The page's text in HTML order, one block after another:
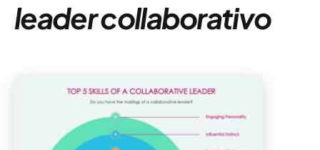
leader collaborativo